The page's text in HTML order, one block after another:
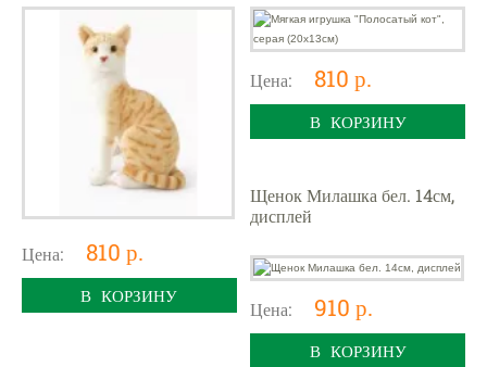
Цена: 810 р.
В КОРЗИНУ
Цена: 810 р.
В КОРЗИНУ
Щенок Милашка бел. 14см,
дисплей
Цена: 910 р.
В КОРЗИНУ